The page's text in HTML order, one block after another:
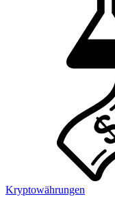
Kryptowährungen